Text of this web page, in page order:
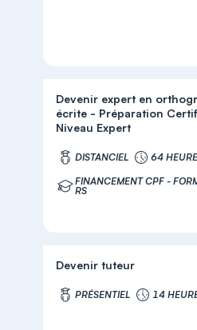
Devenir expert en
écrite - Préparation
Niveau Expert
DISTANCIEL 64
FINANCEMENT CPF -
RS
Devenir tuteur
PRÉSENTIEL 14